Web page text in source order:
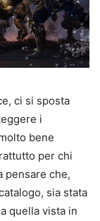
ci si sposta
i
bene
per chi
pensare che,
sia stata
quella vista in